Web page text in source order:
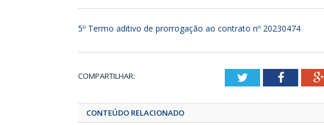
5º Termo aditivo de prorrogação ao contrato nº 20230474
COMPARTILHAR: Twitter
CONTEÚDO RELACIONADO